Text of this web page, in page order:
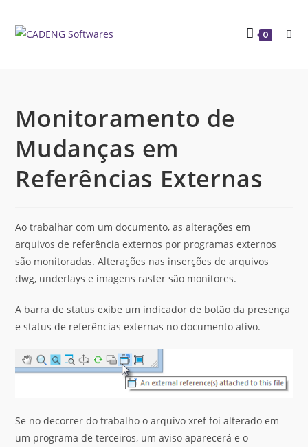
0
Monitoramento de
Mudanças em
Referências Externas
Ao trabalhar com um documento, as alterações em
arquivos de referência externos por programas externos
são monitoradas. Alterações nas inserções de arquivos
dwg, underlays e imagens raster são monitores.
A barra de status exibe um indicador de botão da presença
e status de referências externas no documento ativo.
Se no decorrer do trabalho o arquivo xref foi alterado em
um programa de terceiros, um aviso aparecerá e o